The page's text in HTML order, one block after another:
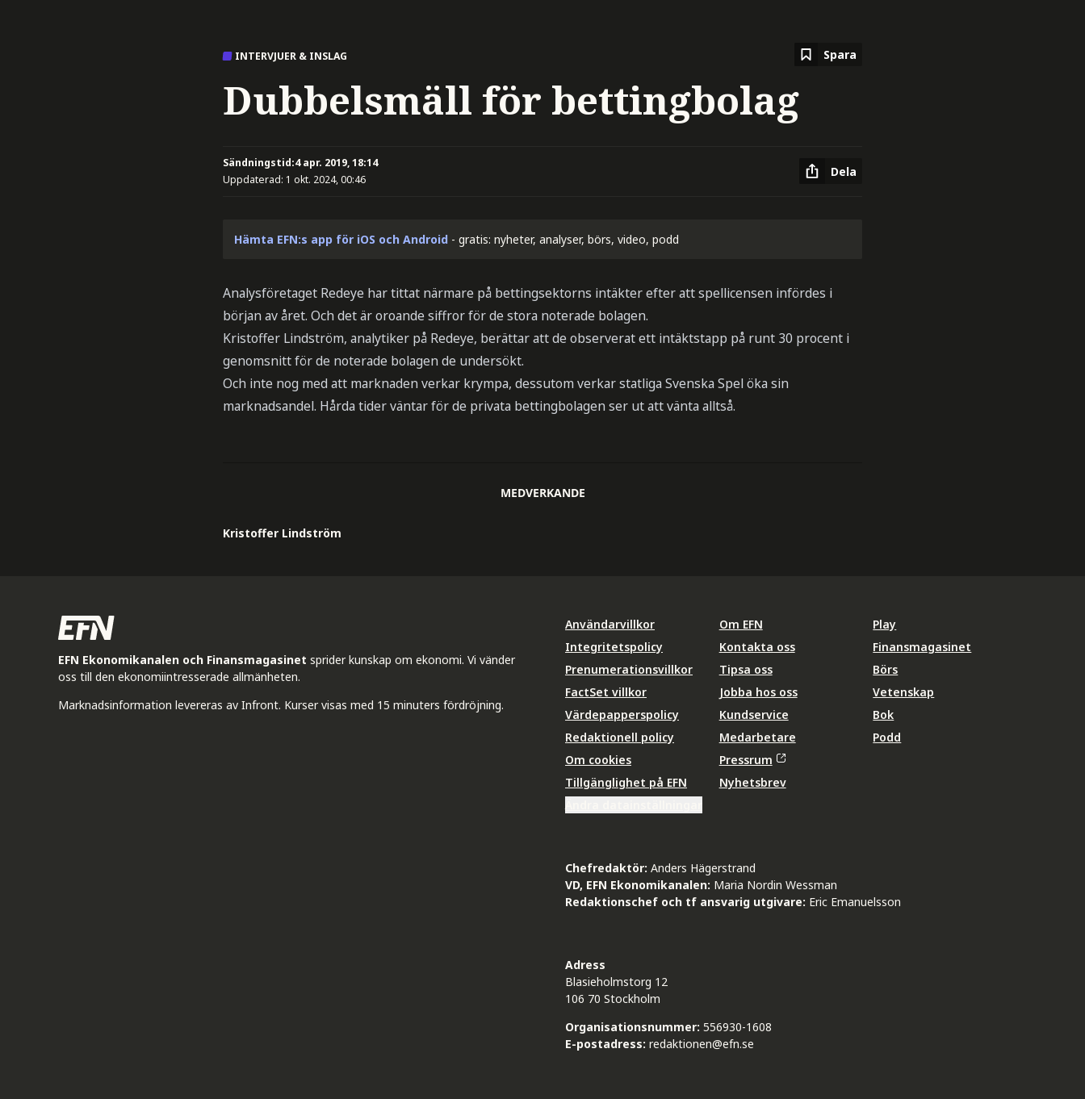
INTERVJUER & INSLAG Spara
Dubbelsmäll för bettingbolag
Sändningstid:4 apr. 2019, 18:14
Uppdaterad: 1 okt. 2024, 00:46
Dela
Hämta EFN:s app för iOS och Android - gratis: nyheter, analyser, börs, video, podd
Analysföretaget Redeye har tittat närmare på bettingsektorns intäkter efter att spellicensen infördes i
början av året. Och det är oroande siffror för de stora noterade bolagen.
Kristoffer Lindström, analytiker på Redeye, berättar att de observerat ett intäktstapp på runt 30 procent i
genomsnitt för de noterade bolagen de undersökt.
Och inte nog med att marknaden verkar krympa, dessutom verkar statliga Svenska Spel öka sin
marknadsandel. Hårda tider väntar för de privata bettingbolagen ser ut att vänta alltså.
MEDVERKANDE
Kristoffer Lindström
EFN Ekonomikanalen och Finansmagasinet sprider kunskap om ekonomi. Vi vänder
oss till den ekonomiintresserade allmänheten.
Marknadsinformation levereras av Infront. Kurser visas med 15 minuters fördröjning.
Användarvillkor
Integritetspolicy
Prenumerationsvillkor
FactSet villkor
Värdepapperspolicy
Redaktionell policy
Om cookies
Tillgänglighet på EFN
Om EFN
Kontakta oss
Tipsa oss
Jobba hos oss
Kundservice
Medarbetare
Pressrum
Nyhetsbrev
Play
Finansmagasinet
Börs
Vetenskap
Bok
Podd
Chefredaktör: Anders Hägerstrand
VD, EFN Ekonomikanalen: Maria Nordin Wessman
Redaktionschef och tf ansvarig utgivare: Eric Emanuelsson
Adress
Blasieholmstorg 12
106 70 Stockholm
Organisationsnummer: 556930-1608
E-postadress: redaktionen@efn.se